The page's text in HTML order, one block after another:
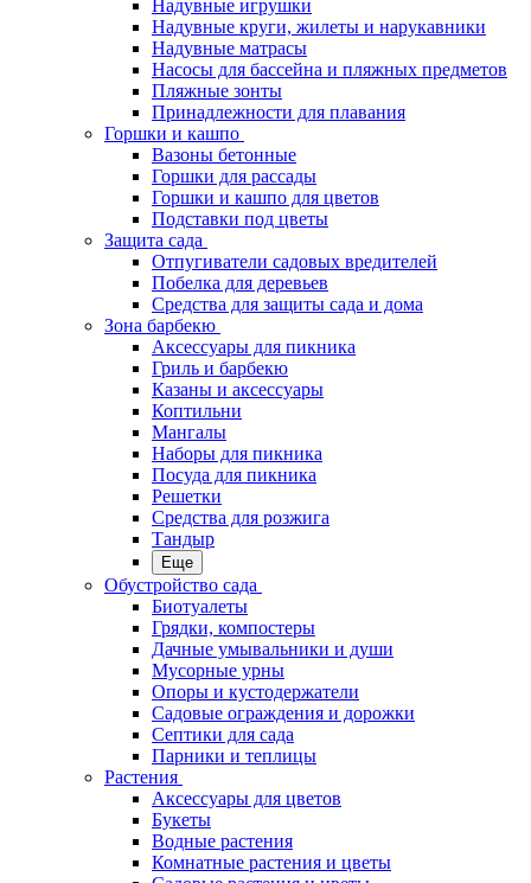
Надувные игрушки
Надувные круги, жилеты и нарукавники
Надувные матрасы
Насосы для бассейна и пляжных предметов
Пляжные зонты
Принадлежности для плавания
Горшки и кашпо
Вазоны бетонные
Горшки для рассады
Горшки и кашпо для цветов
Подставки под цветы
Защита сада
Отпугиватели садовых вредителей
Побелка для деревьев
Средства для защиты сада и дома
Зона барбекю
Аксессуары для пикника
Гриль и барбекю
Казаны и аксессуары
Коптильни
Мангалы
Наборы для пикника
Посуда для пикника
Решетки
Средства для розжига
Тандыр
Еще
Обустройство сада
Биотуалеты
Грядки, компостеры
Дачные умывальники и души
Мусорные урны
Опоры и кустодержатели
Садовые ограждения и дорожки
Септики для сада
Парники и теплицы
Растения
Аксессуары для цветов
Букеты
Водные растения
Комнатные растения и цветы